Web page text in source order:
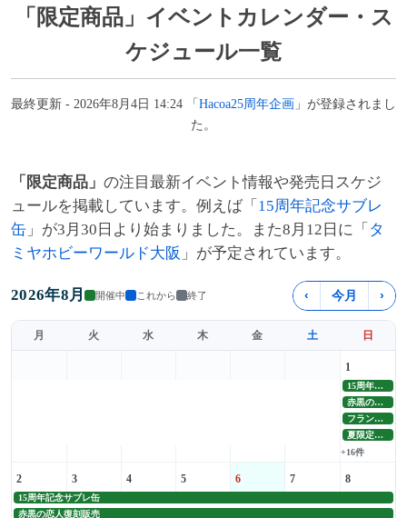
ダ
ー
「限定商品」イベントカレンダー・ス
ケジュール一覧
最終更新 - 2026年8月4日 14:24 「Hacoa25周年企画 」が登録されまし
た。
「限定商品」 の注目最新イベント情報や発売日スケジ
ュールを掲載しています。例えば「 15周年記念サブレ
缶 」が3月30日より始まりました。また8月12日に「 タ
ミヤホビーワールド大阪 」が予定されています。
2026年8月 開催中 これから 終了 ‹ 今月 ›
月 火 水 木 金 土 日
1
15周年記念サブレ缶
赤黒の恋人復刻販売
フランセパニエ発売
夏限定バーチ発売
+16件
2 3 4 5 6 7 8
15周年記念サブレ缶
赤黒の恋人復刻販売